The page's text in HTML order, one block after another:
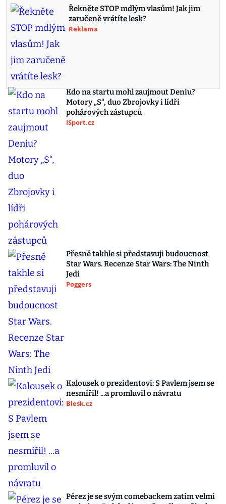
Řekněte STOP mdlým vlasům! Jak jim
zaručeně vrátíte lesk?
Reklama
Kdo na startu mohl zaujmout Deniu?
Motory „S“, duo Zbrojovky i lídři
pohárových zástupců
iSport.cz
Přesně takhle si představuji budoucnost
Star Wars. Recenze Star Wars: The Ninth
Jedi
Poggers
Kalousek o prezidentovi: S Pavlem jsem se
nesmířil! ...a promluvil o návratu
Blesk.cz
Pérez je se svým comebackem zatím velmi